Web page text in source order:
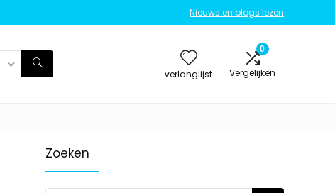
Nieuws en blogs lezen
verlanglijst
0
Vergelijken
Zoeken